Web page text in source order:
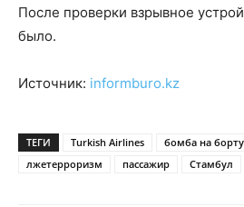
После проверки взрывное
было.
Источник: informburo.kz
ТЕГИ Turkish Airlines
бомба на
лжетерроризм
пассажир Стамбул